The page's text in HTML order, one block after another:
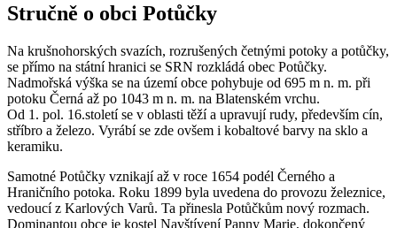
Stručně o obci Potůčky
Na krušnohorských svazích, rozrušených četnými potoky a potůčky,
se přímo na státní hranici se SRN rozkládá obec Potůčky.
Nadmořská výška se na území obce pohybuje od 695 m n. m. při
potoku Černá až po 1043 m n. m. na Blatenském vrchu.
Od 1. pol. 16.století se v oblasti těží a upravují rudy, především cín,
stříbro a železo. Vyrábí se zde ovšem i kobaltové barvy na sklo a
keramiku.
Samotné Potůčky vznikají až v roce 1654 podél Černého a
Hraničního potoka. Roku 1899 byla uvedena do provozu železnice,
vedoucí z Karlových Varů. Ta přinesla Potůčkům nový rozmach.
Dominantou obce je kostel Navštívení Panny Marie, dokončený